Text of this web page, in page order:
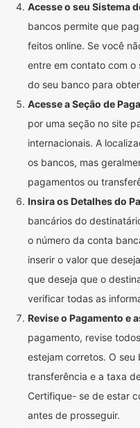
Acesse o seu Sistema
bancos permite que
feitos online. Se você
entre em contato com
do seu banco para
Acesse a Seção de
por uma seção no site
internacionais. A
os bancos, mas
pagamentos ou
Insira os Detalhes do
bancários do
o número da conta
inserir o valor que
que deseja que o
verificar todas as
Revise o Pagamento e
pagamento, revise
estejam corretos. O
transferência e a taxa
Certifique- se de estar
antes de prosseguir.